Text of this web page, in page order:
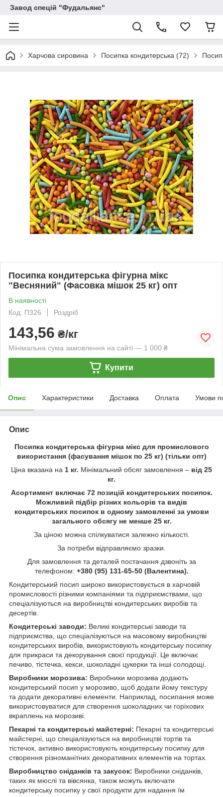
Завод спецій "Фудальянс"
Харчова сировина Посипка кондитерська (72)
Посипка кондитерська фігурна мікс
"Весняний" (Фасовка мішок 25 кг) опт
В наявності
Код: П326
Роздріб
143,56 ₴/кг
Мінімальна сума замовлення на сайті — 1 000 ₴
Купити
Опис Характеристики Доставка Оплата Умови
Опис
Посипка кондитерська фігурна мікс для промислового
використання (фасування мішок по 25 кг) (тільки опт)
Ціна вказана на 1 кг. Мінімальний обсяг замовлення – від 25
кг.
Асортимент включає 72 позицій кондитерських посипок.
Можливий підбір різних кольорів та видів
кондитерських посипок в одному замовленні за умови
загального обсягу не менше 25 кг.
За ціною можна спілкуватися залежно кількості.
За потреби відправляємо зразки.
Для замовлення та деталей постачання дзвоніть за
телефоном: +380 (95) 131-65-50 (Валентина).
Кондитерський посип широко використовується в харчовій
промисловості різними компаніями та підприємствами, що
спеціалізуються на виробництві кондитерських виробів та
десертів.
Кондитерські заводи: Великі кондитерські заводи та
підприємства, що спеціалізуються на масовому виробництві
кондитерських виробів, використовують кондитерську посипку
для прикраси та декорування своєї продукції. Це включає
печиво, тістечка, кекси, шоколадні цукерки та інші солодощі.
Виробники морозива: Виробники морозива додають
кондитерський посип у морозиво, щоб додати йому текстуру
та додати декоративні елементи. Наприклад, посипання може
використовуватися для створення шоколадних чи горіхових
вкраплень на морозиві.
Пекарні та кондитерські майстерні: Пекарні та кондитерські
майстерні, що спеціалізуються на виробництві тортів та
тістечок, активно використовують кондитерську посипку для
створення різноманітних декоративних елементів на тортах.
Виробництво сніданків та закусок: Виробники сніданків,
таких як мюслі та вівсянка, також можуть включати
кондитерську посипку у свої продукти для надання їм